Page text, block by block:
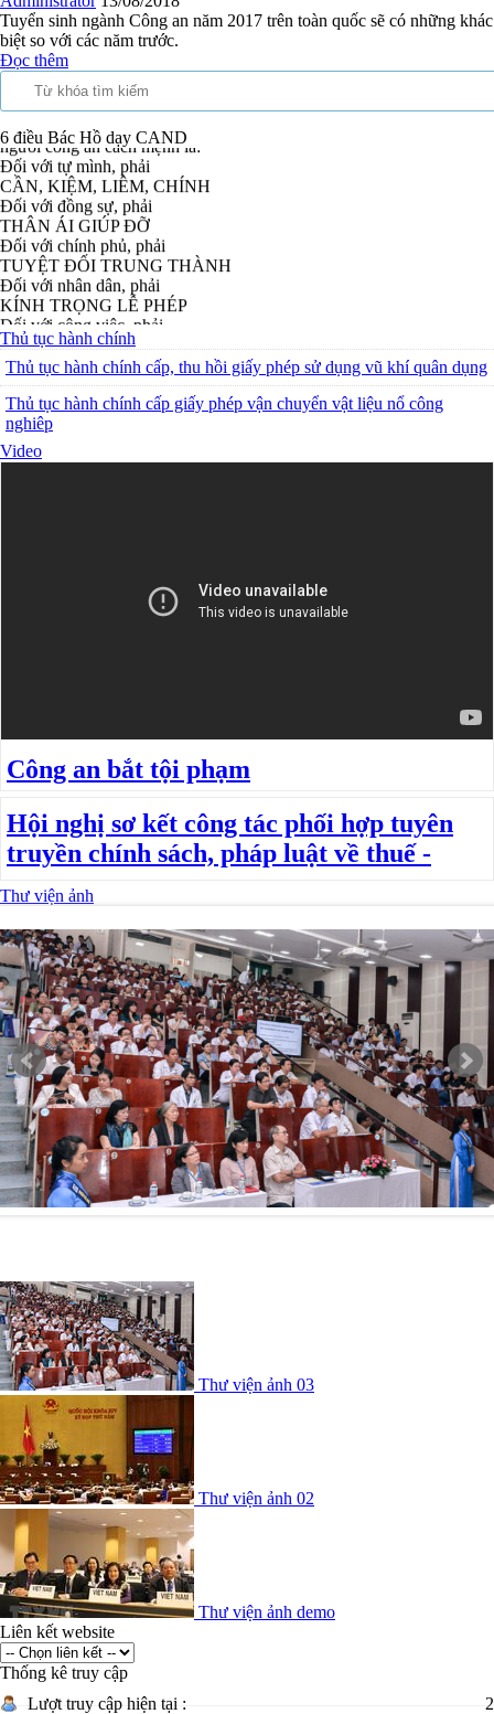
Tuyển sinh ngành Công an năm 2017 trên toàn quốc sẽ có những khác
biệt so với các năm trước.
Đọc thêm
6 điều Bác Hồ dạy CAND
Tư cách
người công an cách mệnh là:
Đối với tự mình, phải
CẦN, KIỆM, LIÊM, CHÍNH
Đối với đồng sự, phải
THÂN ÁI GIÚP ĐỠ
Đối với chính phủ, phải
TUYỆT ĐỐI TRUNG THÀNH
Đối với nhân dân, phải
KÍNH TRỌNG LỄ PHÉP
Đối với công việc, phải
TẬN TỤY
Đối với địch, phải
CƯƠNG QUYẾT, KHÔN KHÉO
Trích thư Chủ tịch Hồ Chí Minh
gửi Công an Khu XII,
ngày 11 tháng 3 năm 1948.
Thủ tục hành chính
Thủ tục hành chính cấp, thu hồi giấy phép sử dụng vũ khí quân dụng
Thủ tục hành chính cấp giấy phép vận chuyển vật liệu nổ công
nghiêp
Video
Công an bắt tội phạm
Hội nghị sơ kết công tác phối hợp tuyên
truyền chính sách, pháp luật về thuế -
Thư viện ảnh
Thư viện ảnh 03
Thư viện ảnh 02
Thư viện ảnh demo
Liên kết website
Thống kê truy cập
Lượt truy cập hiện tại :
2